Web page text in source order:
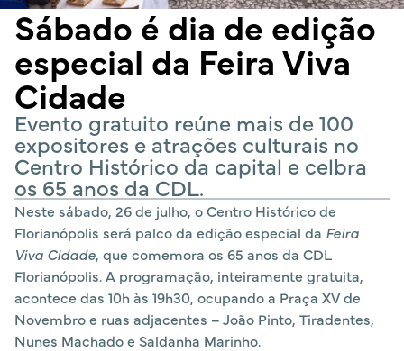
Sábado é dia de edição
especial da Feira Viva
Cidade
Evento gratuito reúne mais de 100
expositores e atrações culturais no
Centro Histórico da capital e celbra
os 65 anos da CDL.
Neste sábado, 26 de julho, o Centro Histórico de
Florianópolis será palco da edição especial da Feira
Viva Cidade, que comemora os 65 anos da CDL
Florianópolis. A programação, inteiramente gratuita,
acontece das 10h às 19h30, ocupando a Praça XV de
Novembro e ruas adjacentes – João Pinto, Tiradentes,
Nunes Machado e Saldanha Marinho.